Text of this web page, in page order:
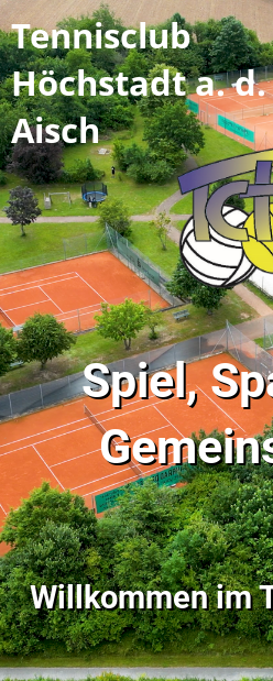
Tennisclub
Höchstadt a. d.
Aisch
Spiel,
Willkommen im